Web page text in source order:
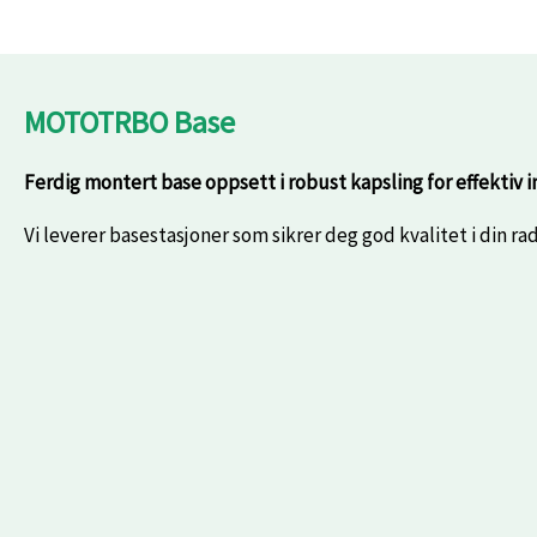
MOTOTRBO Base
Ferdig montert base oppsett i robust kapsling for effektiv
Vi leverer basestasjoner som sikrer deg god kvalitet i din